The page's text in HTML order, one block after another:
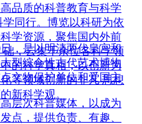
品质的科普教育与科学
同行。博览以科研为依
学资源，聚焦国内外前
，云集千余位各科学领
的科学真相；以创新为
等领域创新的非凡 思想
新科学观。
，是以明清两代皇宫和
型综合性古代艺术博物
文物保护单位和爱国主
层次科普媒体，以成为
点，提供负责、有趣、